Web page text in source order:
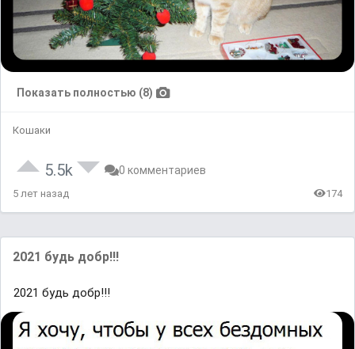
Показать полностью (8)
Кошаки
5.5k 0 комментариев
5 лет назад 174
2021 будь добр!!!
2021 будь добр!!!